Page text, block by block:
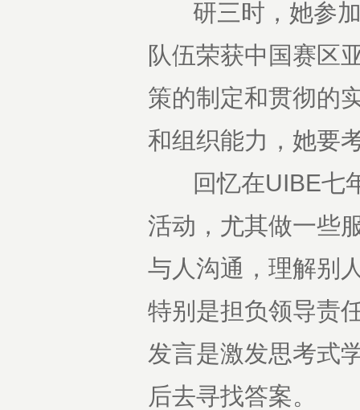
研三时，她参加
队伍荣获中国赛区
策的制定和贯彻的
和组织能力，她要
回忆在UIBE七年
活动，尤其做一些
与人沟通，理解别
特别是担负领导责
发言是激发思考式
后去寻找答案。